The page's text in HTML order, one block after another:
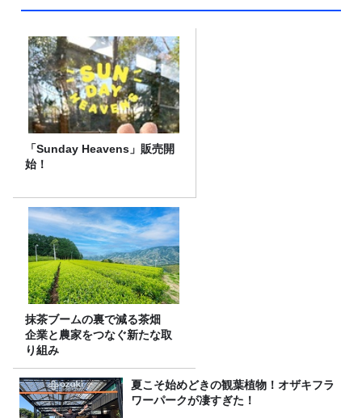
「Sunday Heavens」販売開
始！
抹茶ブームの裏で減る茶畑
企業と農家をつなぐ新たな取
り組み
夏こそ始めどきの観葉植物！オザキフラ
ワーパークが凄すぎた！